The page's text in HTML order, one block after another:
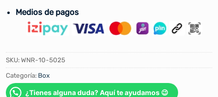
Medios de pagos
SKU:WNR-10-5025
Categoría: Box
¿Tienes alguna duda? Aquí te ayudamos 😉